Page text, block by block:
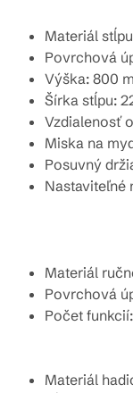
Materiál
Povrchová
Výška: 800
Šírka stĺpu:
Vzdialenosť
Miska na
Posuvný
Nastaviteľné
Materiál
Povrchová
Počet
Materiál